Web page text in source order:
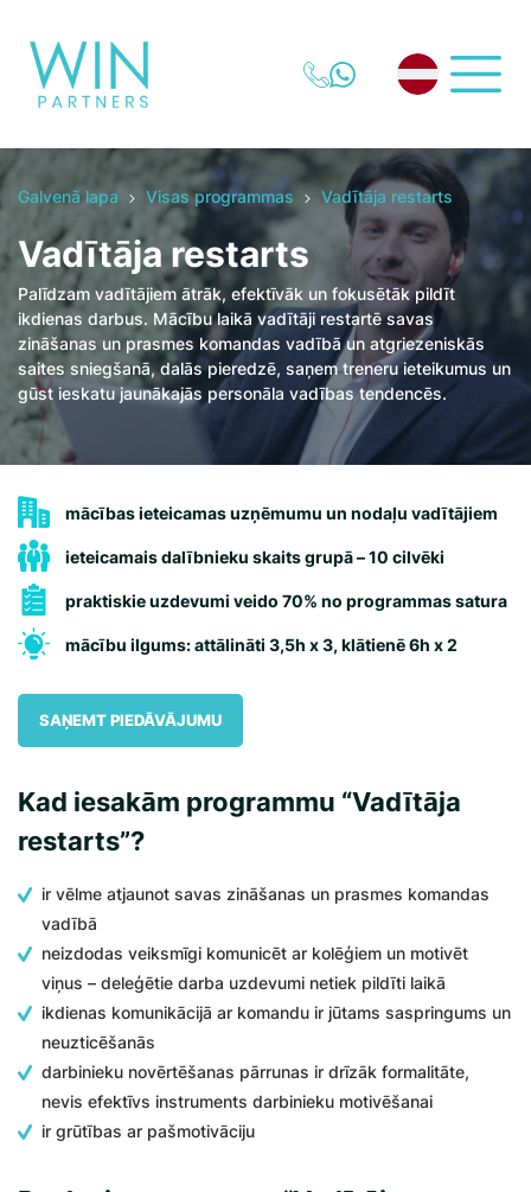
Galvenā lapa Visas programmas Vadītāja restarts
Vadītāja restarts
Palīdzam vadītājiem ātrāk, efektīvāk un fokusētāk pildīt
ikdienas darbus. Mācību laikā vadītāji restartē savas
zināšanas un prasmes komandas vadībā un atgriezeniskās
saites sniegšanā, dalās pieredzē, saņem treneru ieteikumus un
gūst ieskatu jaunākajās personāla vadības tendencēs.
mācības ieteicamas uzņēmumu un nodaļu vadītājiem
ieteicamais dalībnieku skaits grupā – 10 cilvēki
praktiskie uzdevumi veido 70% no programmas satura
mācību ilgums: attālināti 3,5h x 3, klātienē 6h x 2
SAŅEMT PIEDĀVĀJUMU
Kad iesakām programmu “Vadītāja
restarts”?
ir vēlme atjaunot savas zināšanas un prasmes komandas
vadībā
neizdodas veiksmīgi komunicēt ar kolēģiem un motivēt
viņus – deleģētie darba uzdevumi netiek pildīti laikā
ikdienas komunikācijā ar komandu ir jūtams saspringums un
neuzticēšanās
darbinieku novērtēšanas pārrunas ir drīzāk formalitāte,
nevis efektīvs instruments darbinieku motivēšanai
ir grūtības ar pašmotivāciju